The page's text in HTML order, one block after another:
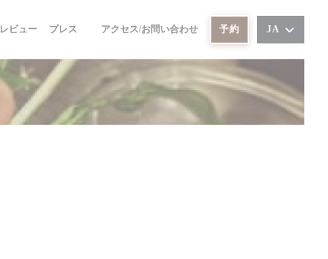
レビュー プレス
((新しいウィンドウで開きます))
アクセス/お問い合わせ 予約 JA